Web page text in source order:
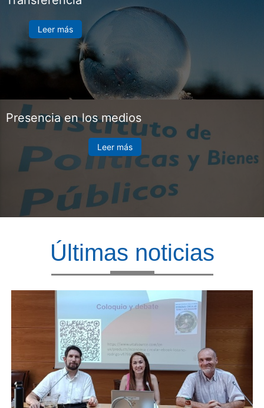
Leer más
Presencia en los medios
Leer más
Últimas noticias